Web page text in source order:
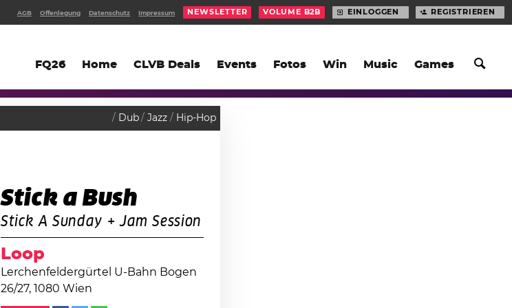
FQ26 Home CLVB Deals Events Fotos Win Music Games
NEWSLETTER VOLUME B2B EINLOGGEN REGISTRIEREN
AGB Offenlegung Datenschutz Impressum
Dub Jazz Hip-Hop
Stick a Bush
Stick A Sunday + Jam Session
Loop
Lerchenfeldergürtel U-Bahn Bogen
26/27, 1080 Wien